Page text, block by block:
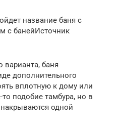
название баня с
с банейИсточник
варианта, баня
дополнительного
вплотную к дому или
подобие тамбура, но в
одной